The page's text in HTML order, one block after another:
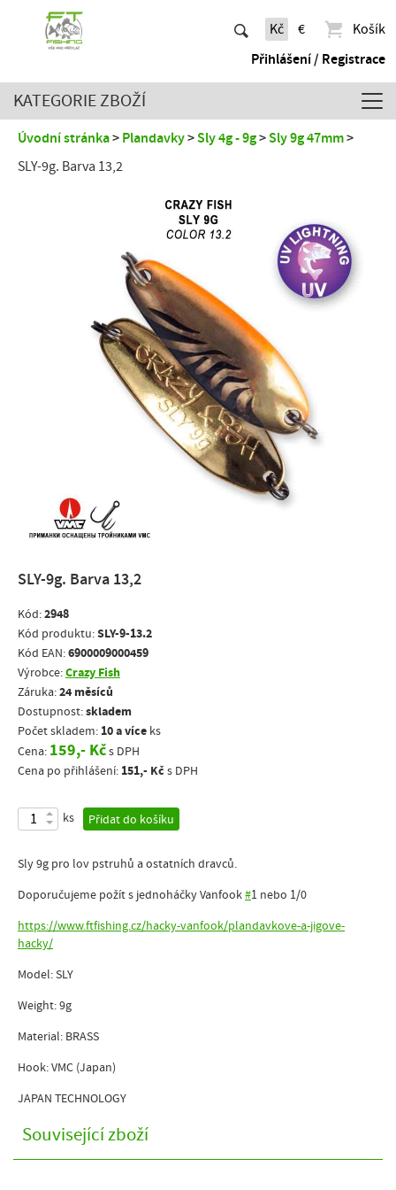
Kč €
Košík
Přihlášení / Registrace
KATEGORIE ZBOŽÍ
Úvodní stránka Plandavky Sly 4g - 9g
Sly 9g 47mm
SLY-9g. Barva 13,2
SLY-9g. Barva 13,2
Kód:2948
Kód produktu:SLY-9-13.2
Kód EAN:6900009000459
Výrobce:Crazy Fish
Záruka:24 měsíců
Dostupnost:skladem
Počet skladem: 10 a více ks
Cena: 159,- Kčs DPH
Cena po přihlášení: 151,- Kč s DPH
ks Přidat do košíku
Sly 9g pro lov pstruhů a ostatních dravců.
Doporučujeme požít s jednoháčky Vanfook#1 nebo 1/0
https://www.ftfishing.cz/hacky-vanfook/plandavkove-a-jigove-
hacky/
Model: SLY
Weight: 9g
Material: BRASS
Hook: VMC (Japan)
JAPAN TECHNOLOGY
Související zboží